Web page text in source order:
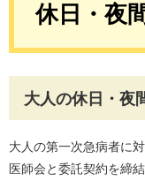
休日・夜
大人の休日・夜
大人の第一次急病者に
医師会と委託契約を締